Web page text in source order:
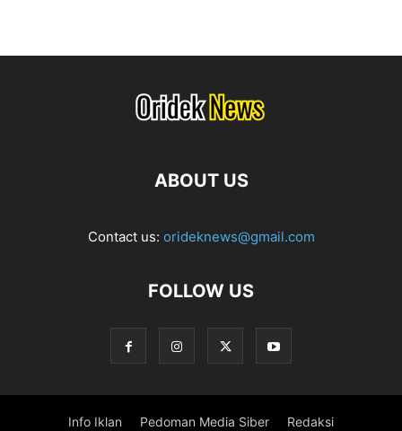
ABOUT US
Contact us: orideknews@gmail.com
FOLLOW US
Info Iklan Pedoman Media Siber Redaksi